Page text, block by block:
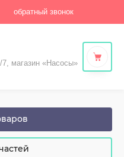
обратный звонок
магазин «Насосы»